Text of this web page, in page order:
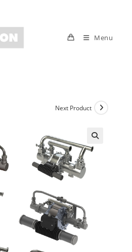
Menu
Next Product